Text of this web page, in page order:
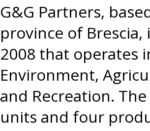
G&G Partners,
province of
2008 that operates
Environment,
and Recreation.
units and four